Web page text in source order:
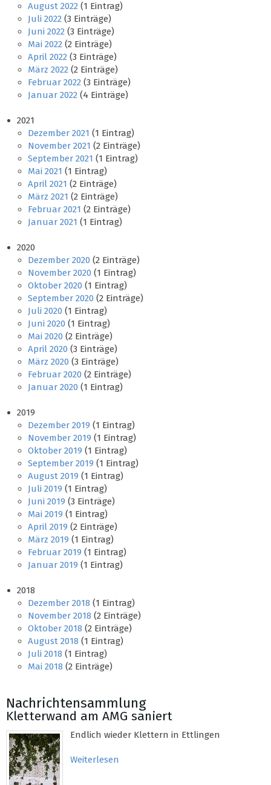
August 2022 (1 Eintrag)
Juli 2022 (3 Einträge)
Juni 2022 (3 Einträge)
Mai 2022 (2 Einträge)
April 2022 (3 Einträge)
März 2022 (2 Einträge)
Februar 2022 (3 Einträge)
Januar 2022 (4 Einträge)
2021
Dezember 2021 (1 Eintrag)
November 2021 (2 Einträge)
September 2021 (1 Eintrag)
Mai 2021 (1 Eintrag)
April 2021 (2 Einträge)
März 2021 (2 Einträge)
Februar 2021 (2 Einträge)
Januar 2021 (1 Eintrag)
2020
Dezember 2020 (2 Einträge)
November 2020 (1 Eintrag)
Oktober 2020 (1 Eintrag)
September 2020 (2 Einträge)
Juli 2020 (1 Eintrag)
Juni 2020 (1 Eintrag)
Mai 2020 (2 Einträge)
April 2020 (3 Einträge)
März 2020 (3 Einträge)
Februar 2020 (2 Einträge)
Januar 2020 (1 Eintrag)
2019
Dezember 2019 (1 Eintrag)
November 2019 (1 Eintrag)
Oktober 2019 (1 Eintrag)
September 2019 (1 Eintrag)
August 2019 (1 Eintrag)
Juli 2019 (1 Eintrag)
Juni 2019 (3 Einträge)
Mai 2019 (1 Eintrag)
April 2019 (2 Einträge)
März 2019 (1 Eintrag)
Februar 2019 (1 Eintrag)
Januar 2019 (1 Eintrag)
2018
Dezember 2018 (1 Eintrag)
November 2018 (2 Einträge)
Oktober 2018 (2 Einträge)
August 2018 (1 Eintrag)
Juli 2018 (1 Eintrag)
Mai 2018 (2 Einträge)
Nachrichtensammlung
Kletterwand am AMG saniert
Endlich wieder Klettern in Ettlingen
Weiterlesen